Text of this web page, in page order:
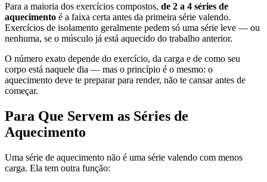
Para a maioria dos exercícios compostos, de 2 a 4 séries de
aquecimento é a faixa certa antes da primeira série valendo.
Exercícios de isolamento geralmente pedem só uma série leve — ou
nenhuma, se o músculo já está aquecido do trabalho anterior.
O número exato depende do exercício, da carga e de como seu
corpo está naquele dia — mas o princípio é o mesmo: o
aquecimento deve te preparar para render, não te cansar antes de
começar.
Para Que Servem as Séries de
Aquecimento
Uma série de aquecimento não é uma série valendo com menos
carga. Ela tem outra função: